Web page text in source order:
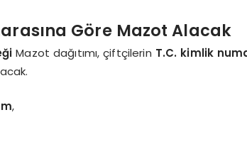
Göre Mazot Alacak
Mazot dağıtımı, çiftçilerin T.C. kimlik
,